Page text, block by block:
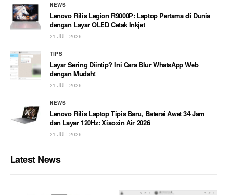
NEWS
Lenovo Rilis Legion R9000P: Laptop Pertama di Dunia
dengan Layar OLED Cetak Inkjet
21 JULI 2026
TIPS
Layar Sering Diintip? Ini Cara Blur WhatsApp Web
dengan Mudah!
21 JULI 2026
NEWS
Lenovo Rilis Laptop Tipis Baru, Baterai Awet 34 Jam
dan Layar 120Hz: Xiaoxin Air 2026
21 JULI 2026
Latest News